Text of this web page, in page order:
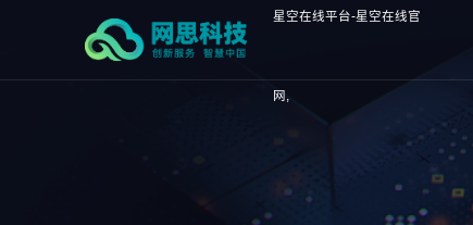
星空在线平台-星空在线官
网,